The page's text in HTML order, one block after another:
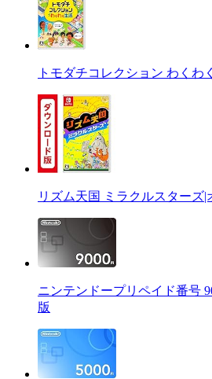
トモダチコレクション わくわ
リズム天国 ミラクルスターズ|
ニンテンドープリペイド番号
版